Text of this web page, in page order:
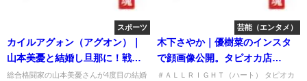
スポーツ
カイルアグォン（アグオン）｜
山本美憂と結婚し旦那に！戦績
や経歴
総合格闘家の山本美憂さんが4度目の結婚
芸能（エンタメ）
木下さやか｜優樹菜のインスタ
で顔画像公開。タピオカ店
♯ALLRIGHT
＃ＡＬＬＲＩＧＨＴ（ハート） タピオカ